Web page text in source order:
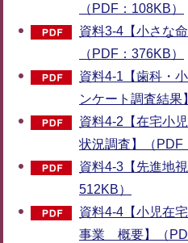
（PDF：108KB）
資料3-4【小さな
（PDF：376KB）
資料4-1【歯科・
ンケート調査結果
資料4-2【在宅小
状況調査】（PDF
資料4-3【先進地
512KB）
資料4-4【小児在
事業 概要】（